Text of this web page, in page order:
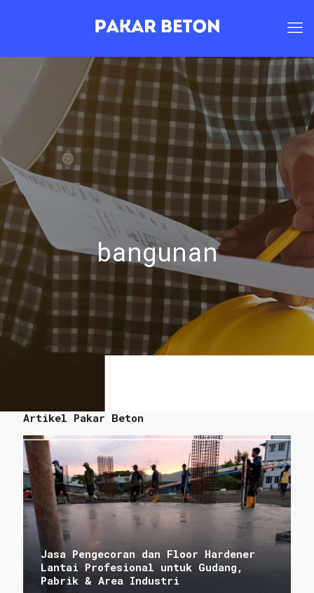
bangunan
Artikel Pakar Beton
Jasa Pengecoran dan Floor Hardener
Lantai Profesional untuk Gudang,
Pabrik & Area Industri